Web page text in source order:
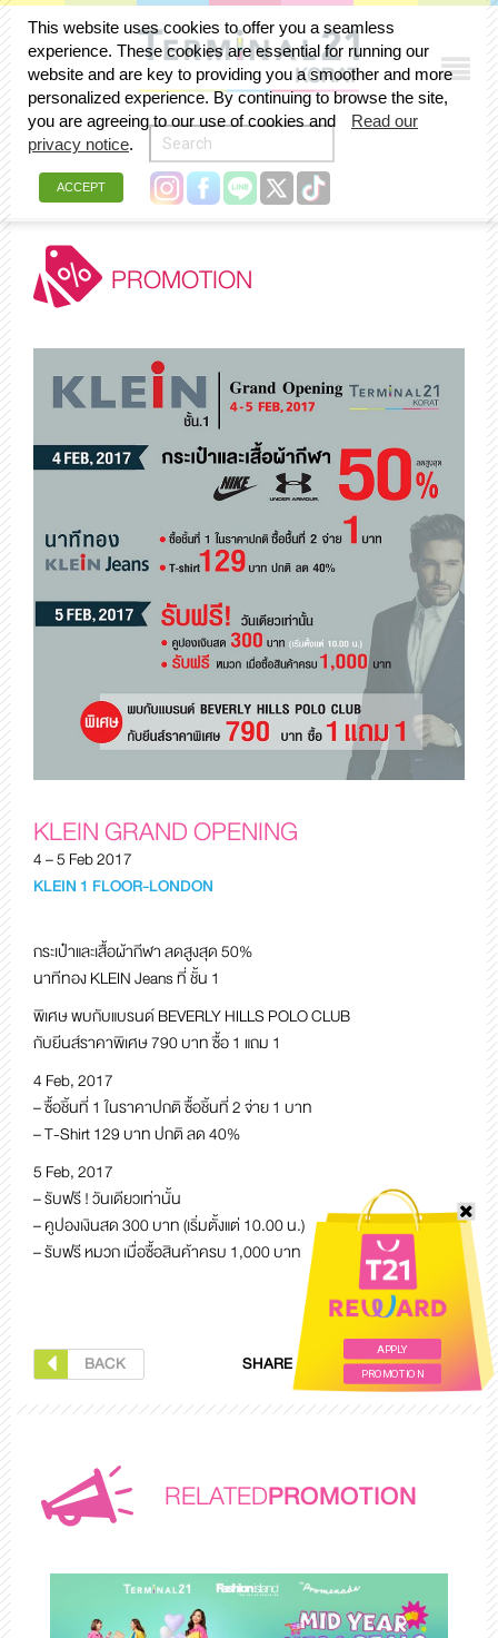
APPLY
PROMOTION
PROMOTION
KLEIN GRAND OPENING
4 – 5 Feb 2017
KLEIN 1 FLOOR-LONDON
กระเป๋าและเสื้อผ้ากีฬา ลดสูงสุด 50%
นาทีทอง KLEIN Jeans ที่ ชั้น 1
พิเศษ พบกับแบรนด์ BEVERLY HILLS POLO CLUB
กับยีนส์ราคาพิเศษ 790 บาท ซื้อ 1 แถม 1
4 Feb, 2017
– ซื้อชิ้นที่ 1 ในราคาปกติ ซื้อชิ้นที่ 2 จ่าย 1 บาท
– T-Shirt 129 บาท ปกติ ลด 40%
5 Feb, 2017
– รับฟรี ! วันเดียวเท่านั้น
– คูปองเงินสด 300 บาท (เริ่มตั้งแต่ 10.00 น.)
– รับฟรี หมวก เมื่อซื้อสินค้าครบ 1,000 บาท
BACK SHARE
RELATEDPROMOTION
This website uses cookies to offer you a seamless
experience. These cookies are essential for running our
website and are key to providing you a smoother and more
personalized experience. By continuing to browse the site,
you are agreeing to our use of cookies and
Read our
privacy notice.
ACCEPT